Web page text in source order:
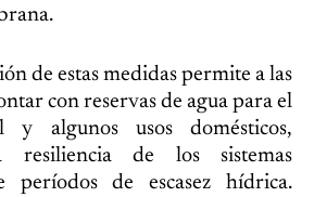
de estas medidas permite a las
con reservas de agua para el
y algunos usos domésticos,
resiliencia de los sistemas
períodos de escasez hídrica.